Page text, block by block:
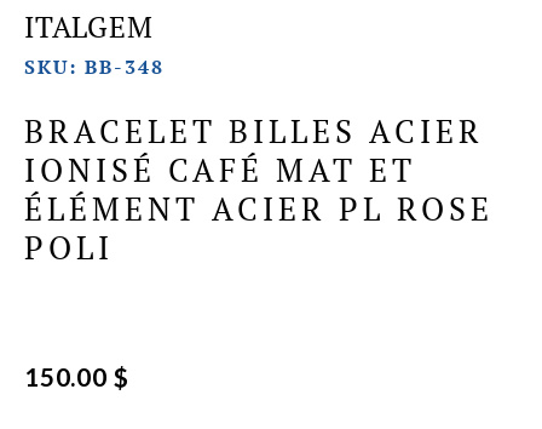
ITALGEM
SKU: BB-348
BRACELET BILLES ACIER
IONISÉ CAFÉ MAT ET
ÉLÉMENT ACIER PL ROSE
POLI
150.00 $